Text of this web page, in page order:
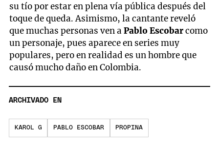
su tío por estar en plena vía pública después del
toque de queda. Asimismo, la cantante reveló
que muchas personas ven aPablo Escobarcomo
un personaje, pues aparece en series muy
populares, pero en realidad es un hombre que
causó mucho daño en Colombia.
ARCHIVADO EN
KAROL G PABLO ESCOBAR PROPINA